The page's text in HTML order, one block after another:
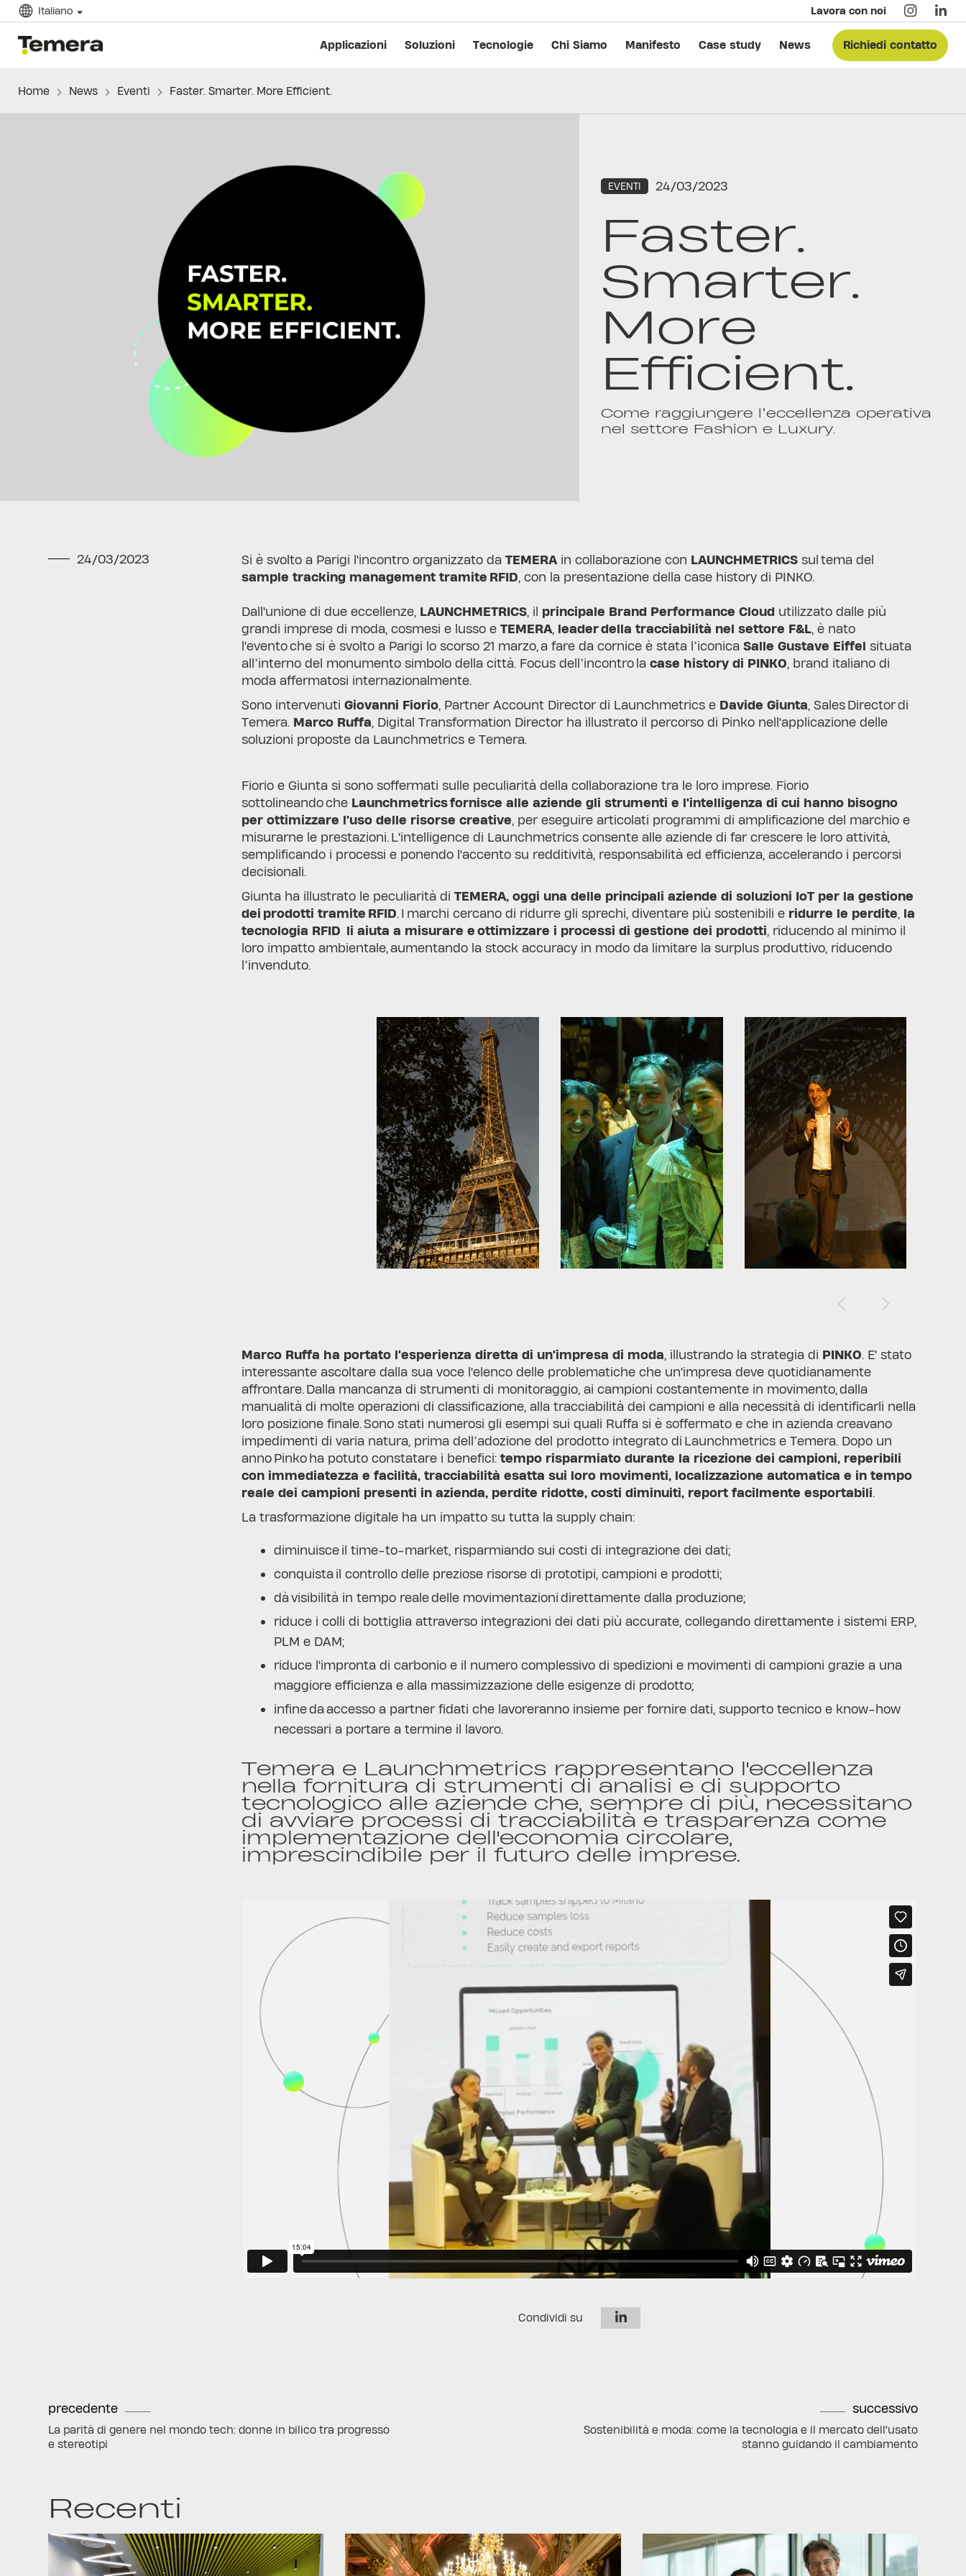
Italiano Lavora con noi
temera Applicazioni Soluzioni Tecnologie Chi Siamo Manifesto Case study News Richiedi contatto
Home News Eventi Faster. Smarter. More Efficient.
EVENTI 24/03/2023
Faster.
Smarter.
More
Efficient.
Come raggiungere l’eccellenza operativa
nel settore Fashion e Luxury.
24/03/2023 Si è svolto a Parigi l'incontro organizzato da TEMERAin collaborazione con LAUNCHMETRICS sul tema del
sample tracking management tramite RFID, con la presentazione della case history di PINKO.
Dall'unione di due eccellenze, LAUNCHMETRICS, il principale Brand Performance Cloudutilizzato dalle più
grandi imprese di moda, cosmesi e lusso e TEMERA, leader della tracciabilità nel settore F&L, è nato
l'evento che si è svolto a Parigi lo scorso 21 marzo, a fare da cornice è stata l’iconica Salle Gustave Eiffel situata
all’interno del monumento simbolo della città. Focus dell’incontro la case history di PINKO, brand italiano di
moda affermatosi internazionalmente.
Sono intervenuti Giovanni Fiorio, Partner Account Director di Launchmetrics e Davide Giunta, Sales Director di
Temera. Marco Ruffa, Digital Transformation Director ha illustrato il percorso di Pinko nell'applicazione delle
soluzioni proposte da Launchmetrics e Temera.
Fiorio e Giunta si sono soffermati sulle peculiarità della collaborazione tra le loro imprese. Fiorio
sottolineando che Launchmetrics fornisce alle aziende gli strumenti e l'intelligenza di cui hanno bisogno
per ottimizzare l'uso delle risorse creative, per eseguire articolati programmi di amplificazione del marchio e
misurarne le prestazioni. L'intelligence di Launchmetrics consente alle aziende di far crescere le loro attività,
semplificando i processi e ponendo l'accento su redditività, responsabilità ed efficienza, accelerando i percorsi
decisionali.
Giunta ha illustrato le peculiarità di TEMERA, oggi una delle principali aziende di soluzioni IoT per la gestione
dei prodotti tramite RFID. I marchi cercano di ridurre gli sprechi, diventare più sostenibili e ridurre le perdite, la
tecnologia RFID li aiuta a misurare e ottimizzare i processi di gestione dei prodotti, riducendo al minimo il
loro impatto ambientale, aumentando la stock accuracy in modo da limitare la surplus produttivo, riducendo
l’invenduto.
Marco Ruffa ha portato l'esperienza diretta di un'impresa di moda, illustrando la strategia di PINKO. E' stato
interessante ascoltare dalla sua voce l'elenco delle problematiche che un'impresa deve quotidianamente
affrontare. Dalla mancanza di strumenti di monitoraggio, ai campioni costantemente in movimento, dalla
manualità di molte operazioni di classificazione, alla tracciabilità dei campioni e alla necessità di identificarli nella
loro posizione finale. Sono stati numerosi gli esempi sui quali Ruffa si è soffermato e che in azienda creavano
impedimenti di varia natura, prima dell’adozione del prodotto integrato di Launchmetrics e Temera. Dopo un
anno Pinko ha potuto constatare i benefici: tempo risparmiato durante la ricezione dei campioni, reperibili
con immediatezza e facilità, tracciabilità esatta sui loro movimenti, localizzazione automatica e in tempo
reale dei campioni presenti in azienda, perdite ridotte, costi diminuiti, report facilmente esportabili.
La trasformazione digitale ha un impatto su tutta la supply chain:
diminuisce il time-to-market, risparmiando sui costi di integrazione dei dati;
conquista il controllo delle preziose risorse di prototipi, campioni e prodotti;
dà visibilità in tempo reale delle movimentazioni direttamente dalla produzione;
riduce i colli di bottiglia attraverso integrazioni dei dati più accurate, collegando direttamente i sistemi ERP,
PLM e DAM;
riduce l'impronta di carbonio e il numero complessivo di spedizioni e movimenti di campioni grazie a una
maggiore efficienza e alla massimizzazione delle esigenze di prodotto;
infine da accesso a partner fidati che lavoreranno insieme per fornire dati, supporto tecnico e know-how
necessari a portare a termine il lavoro.
Temera e Launchmetrics rappresentano l'eccellenza
nella fornitura di strumenti di analisi e di supporto
tecnologico alle aziende che, sempre di più, necessitano
di avviare processi di tracciabilità e trasparenza come
implementazione dell'economia circolare,
imprescindibile per il futuro delle imprese.
Condividi su
precedente
La parità di genere nel mondo tech: donne in bilico tra progresso
e stereotipi
successivo
Sostenibilità e moda: come la tecnologia e il mercato dell'usato
stanno guidando il cambiamento
Recenti